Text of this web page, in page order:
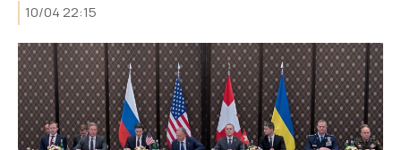
10/04 22:15